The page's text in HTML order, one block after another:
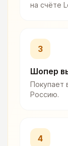
на счёте
3
Шопер
Покупает
Россию.
4